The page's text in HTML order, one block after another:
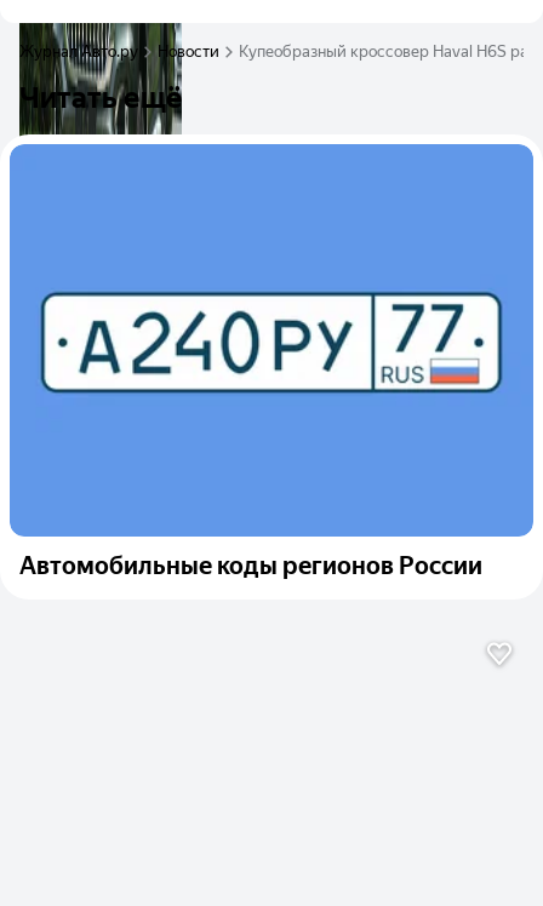
Журнал Авто.ру Новости Купеобразный кроссовер Haval H6S
Читать ещё
Автомобильные коды регионов России